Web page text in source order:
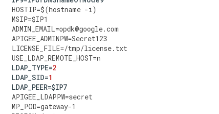
HOSTIP=$(hostname -i)
MSIP=$IP1
ADMIN_EMAIL=opdk@google.com
APIGEE_ADMINPW=Secret123
LICENSE_FILE=/tmp/license. txt
USE_LDAP_REMOTE_HOST=n
LDAP_TYPE=2
LDAP_SID=1
LDAP_PEER=$IP7
APIGEE_LDAPPW=secret
MP_POD=gateway-1